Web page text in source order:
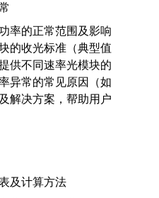
率的正常范围及影响
的收光标准（典型值
供不同速率光模块的
异常的常见原因（如
解决方案，帮助用户
及计算方法